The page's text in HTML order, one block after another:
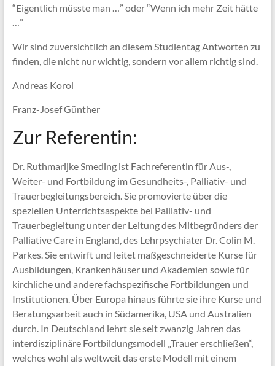
“Eigentlich müsste man …” oder “Wenn ich mehr Zeit hätte
…”
Wir sind zuversichtlich an diesem Studientag Antworten zu
finden, die nicht nur wichtig, sondern vor allem richtig sind.
Andreas Korol
Franz-Josef Günther
Zur Referentin:
Dr. Ruthmarijke Smeding ist Fachreferentin für Aus-,
Weiter- und Fortbildung im Gesundheits-, Palliativ- und
Trauerbegleitungsbereich. Sie promovierte über die
speziellen Unterrichtsaspekte bei Palliativ- und
Trauerbegleitung unter der Leitung des Mitbegründers der
Palliative Care in England, des Lehrpsychiater Dr. Colin M.
Parkes. Sie entwirft und leitet maßgeschneiderte Kurse für
Ausbildungen, Krankenhäuser und Akademien sowie für
kirchliche und andere fachspezifische Fortbildungen und
Institutionen. Über Europa hinaus führte sie ihre Kurse und
Beratungsarbeit auch in Südamerika, USA und Australien
durch. In Deutschland lehrt sie seit zwanzig Jahren das
interdisziplinäre Fortbildungsmodell „Trauer erschließen“,
welches wohl als weltweit das erste Modell mit einem